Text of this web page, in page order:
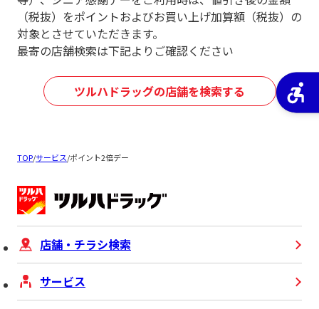
（税抜）をポイントおよびお買い上げ加算額（税抜）の
対象とさせていただきます。
最寄の店舗検索は下記よりご確認ください
ツルハドラッグの店舗を検索する
TOP/サービス/ポイント2倍デー
店舗・チラシ検索
サービス